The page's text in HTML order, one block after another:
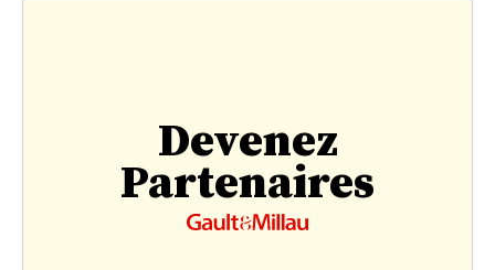
Devenez
Partenaires